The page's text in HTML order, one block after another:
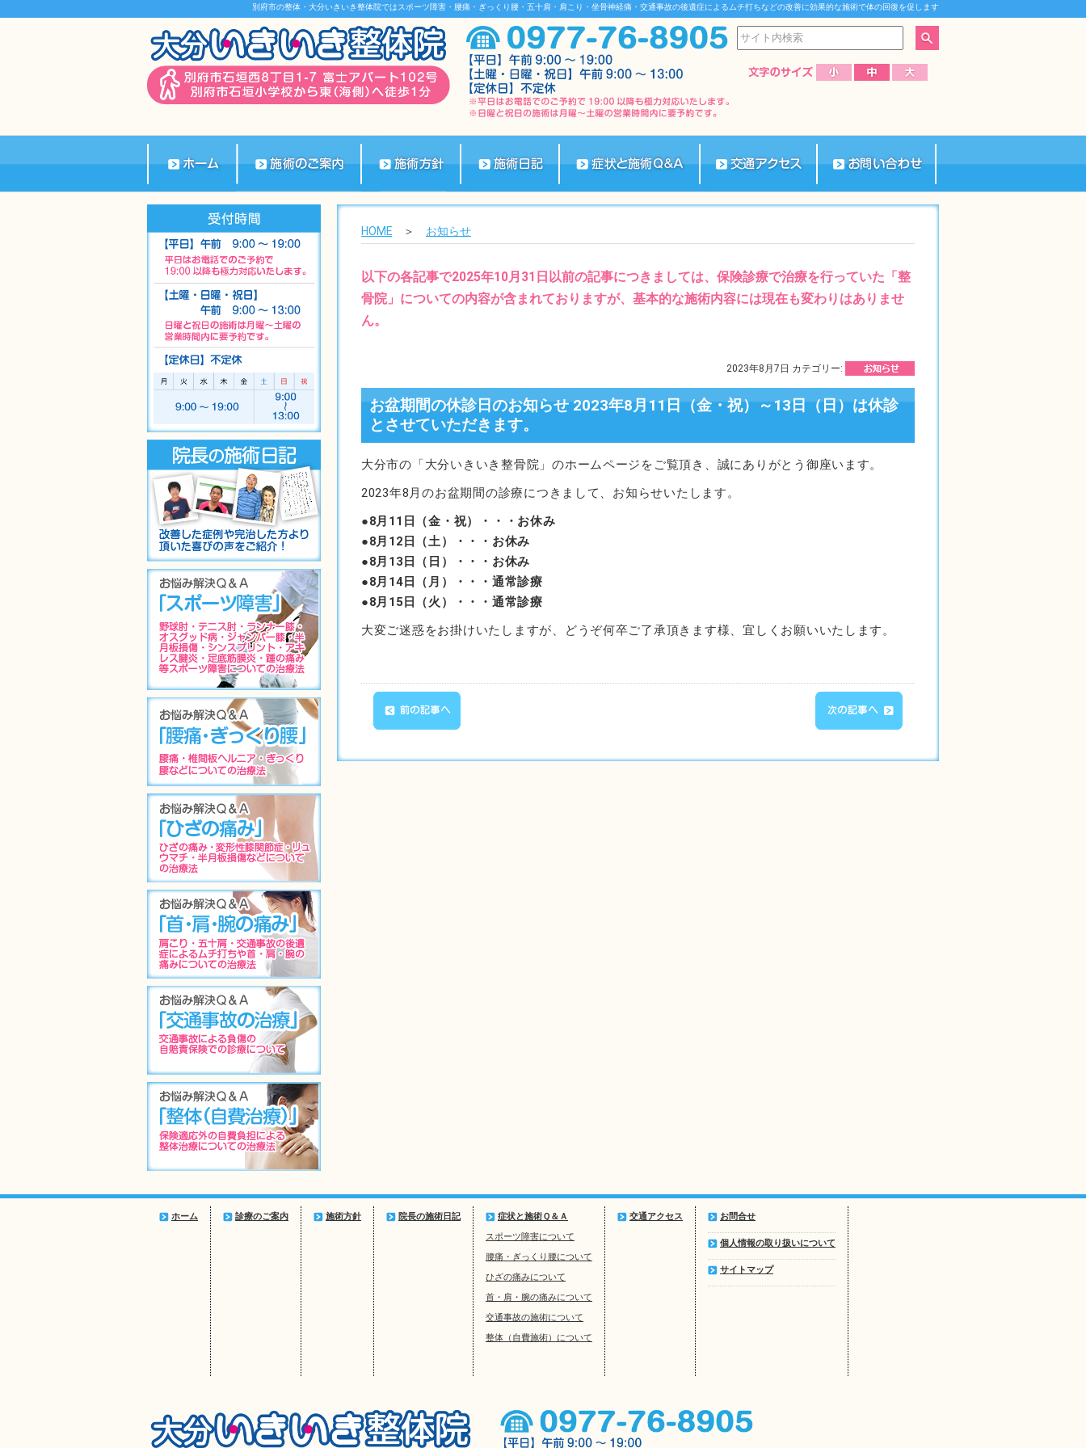
別府市の整体・大分いきいき整体院ではスポーツ障害・腰痛・ぎっくり腰・五十肩・肩こり・坐骨神経痛・交通事故の後遺症によるムチ打ちなどの改善に効果的な施術で体の回復を促します
HOME ＞ お知らせ
以下の各記事で2025年10月31日以前の記事につきましては、保険診療で治療を行っていた「整
骨院」についての内容が含まれておりますが、基本的な施術内容には現在も変わりはありませ
ん。
2023年8月7日 カテゴリー:
お盆期間の休診日のお知らせ 2023年8月11日（金・祝）～13日（日）は休診
とさせていただきます。
大分市の「大分いきいき整骨院」のホームページをご覧頂き、誠にありがとう御座います。
2023年8月のお盆期間の診療につきまして、お知らせいたします。
●8月11日（金・祝）・・・お休み
●8月12日（土）・・・お休み
●8月13日（日）・・・お休み
●8月14日（月）・・・ 通常診療
●8月15日（火）・・・通常診療
大変ご迷惑をお掛けいたしますが、どうぞ何卒ご了承頂きます様、宜しくお願いいたします。
ホーム 診療のご案内 施術方針 院長の施術日記
症状と施術Ｑ＆Ａ
スポーツ障害について
腰痛・ぎっくり腰について
ひざの痛みについて
首・肩・腕の痛みについて
交通事故の施術について
整体（自費施術）について
交通アクセス お問合せ
個人情報の取り扱いについて
サイトマップ